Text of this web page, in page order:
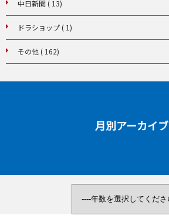
中日新聞 ( 13)
ドラショップ ( 1)
その他 ( 162)
月別アーカイブ